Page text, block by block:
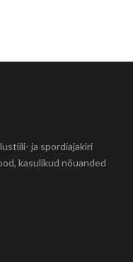
ja spordiajakiri
kasulikud nõuanded